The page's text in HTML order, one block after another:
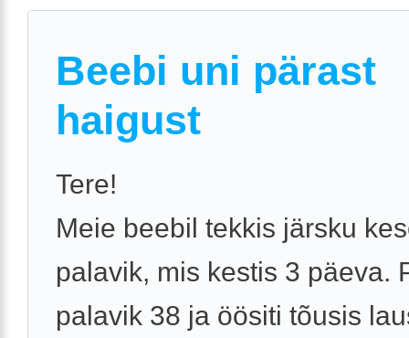
Beebi uni pärast
haigust
Tere!
Meie beebil tekkis järsku
palavik, mis kestis 3 päeva.
palavik 38 ja öösiti tõusis